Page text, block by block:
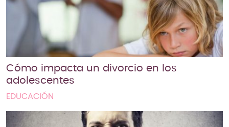
Cómo impacta un divorcio en los
adolescentes
EDUCACIÓN